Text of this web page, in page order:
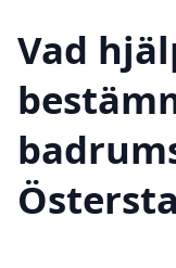
Vad